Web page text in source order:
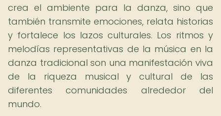
crea el ambiente para la danza, sino que
también transmite emociones, relata historias
y fortalece los lazos culturales. Los ritmos y
melodías representativas de la música en la
danza tradicional son una manifestación viva
de la riqueza musical y cultural de las
diferentes comunidades alrededor del
mundo.